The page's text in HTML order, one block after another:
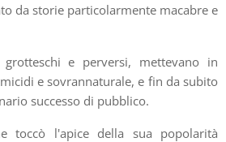
da storie particolarmente macabre e
grotteschi e perversi, mettevano in
e sovrannaturale, e fin da subito
successo di pubblico.
toccò l'apice della sua popolarità